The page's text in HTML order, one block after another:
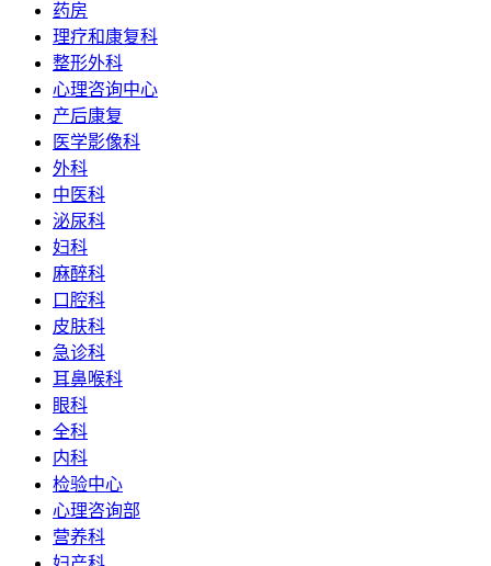
药房
理疗和康复科
整形外科
心理咨询中心
产后康复
医学影像科
外科
中医科
泌尿科
妇科
麻醉科
口腔科
皮肤科
急诊科
耳鼻喉科
眼科
全科
内科
检验中心
心理咨询部
营养科